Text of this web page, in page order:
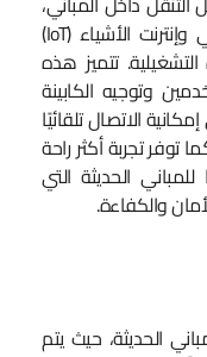
حيث تعتمد على تقنيات الذكاء الاصطناعي وإنترنت الأشياء (IoT)
تتميز هذه
وتوجيه الكابينة
الاتصال تلقائيًا
تجربة أكثر راحة
الحديثة التي
والكفاءة.
الحديثة، حيث يتم